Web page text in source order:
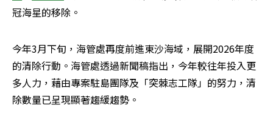
冠海星的移除。
今年3月下旬，海管處再度前進東沙海域，展開2026年度
的清除行動。海管處透過新聞稿指出，今年較往年投入更
多人力，藉由專案駐島團隊及「突棘志工隊」的努力，清
除數量已呈現顯著趨緩趨勢。